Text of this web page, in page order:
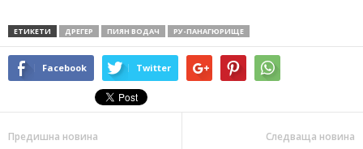
ЕТИКЕТИ ДРЕГЕР ПИЯН ВОДАЧ РУ-ПАНАГЮРИЩЕ
Facebook Twitter
Предишна новина Следваща новина